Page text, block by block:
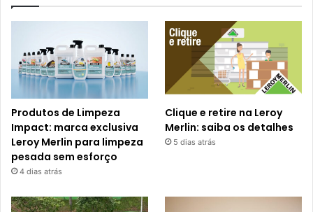
Produtos de Limpeza
Impact: marca exclusiva
Leroy Merlin para limpeza
pesada sem esforço
4 dias atrás
Clique e retire na Leroy
Merlin: saiba os detalhes
5 dias atrás